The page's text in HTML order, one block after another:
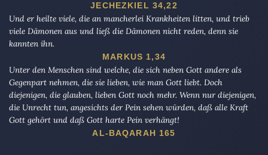
JECHEZKIEL 34,22
Und er heilte viele, die an mancherlei Krankheiten litten, und trieb
viele Dämonen aus und ließ die Dämonen nicht reden, denn sie
kannten ihn.
MARKUS 1,34
Unter den Menschen sind welche, die sich neben Gott andere als
Gegenpart nehmen, die sie lieben, wie man Gott liebt. Doch
diejenigen, die glauben, lieben Gott noch mehr. Wenn nur diejenigen,
die Unrecht tun, angesichts der Pein sehen würden, daß alle Kraft
Gott gehört und daß Gott harte Pein verhängt!
AL-BAQARAH 165